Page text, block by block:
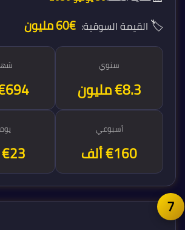
🏷️القيمة السوقية:€60 مليون
سنوي
€8.3 مليون
شهري
€694 ألف
أسبوعي
€160 ألف
يومي
€23 ألف
7